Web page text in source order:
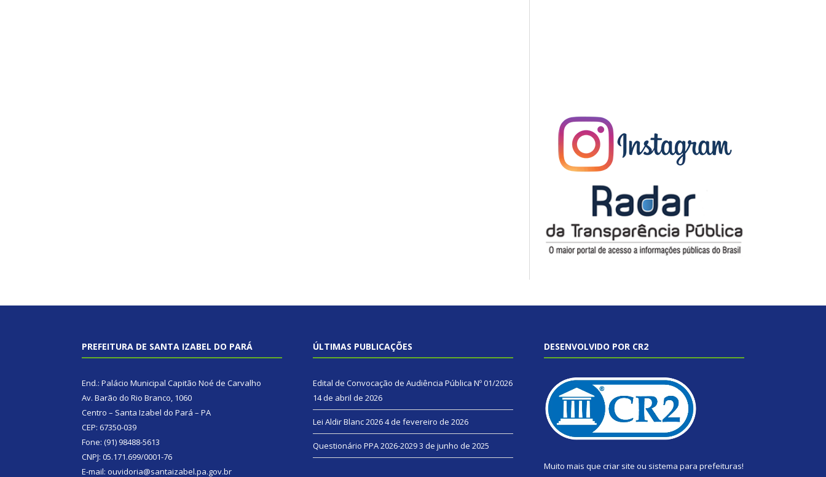
PREFEITURA DE SANTA IZABEL DO PARÁ
End.: Palácio Municipal Capitão Noé de Carvalho
Av. Barão do Rio Branco, 1060
Centro – Santa Izabel do Pará – PA
CEP: 67350-039
Fone: (91) 98488-5613
CNPJ: 05.171.699/0001-76
E-mail: ouvidoria@santaizabel.pa.gov.br
ÚLTIMAS PUBLICAÇÕES
Edital de Convocação de Audiência Pública Nº 01/2026
14 de abril de 2026
Lei Aldir Blanc 20264 de fevereiro de 2026
Questionário PPA 2026-20293 de junho de 2025
DESENVOLVIDO POR CR2
Muito mais que criar site ou sistema para prefeituras!